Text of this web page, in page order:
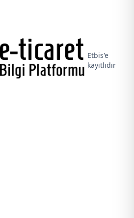
Etbis'e
kayıtlıdır